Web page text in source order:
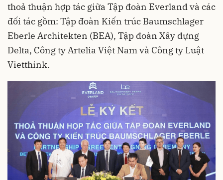
thoả thuận hợp tác giữa Tập đoàn Everland và các
đối tác gồm: Tập đoàn Kiến trúc Baumschlager
Eberle Architekten (BEA), Tập đoàn Xây dựng
Delta, Công ty Artelia Việt Nam và Công ty Luật
Vietthink.